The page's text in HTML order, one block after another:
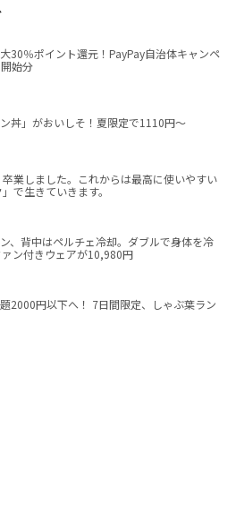
大30％ポイント還元！PayPay自治体キャンペ
始分
ン丼」がおいしそ！夏限定で1110円～
業しました。これからは最高に使いやすい
で生きていきます。
、背中はペルチェ冷却。ダブルで身体を冷
ン付きウェアが10,980円
題2000円以下へ！ 7日間限定、しゃぶ葉ラン